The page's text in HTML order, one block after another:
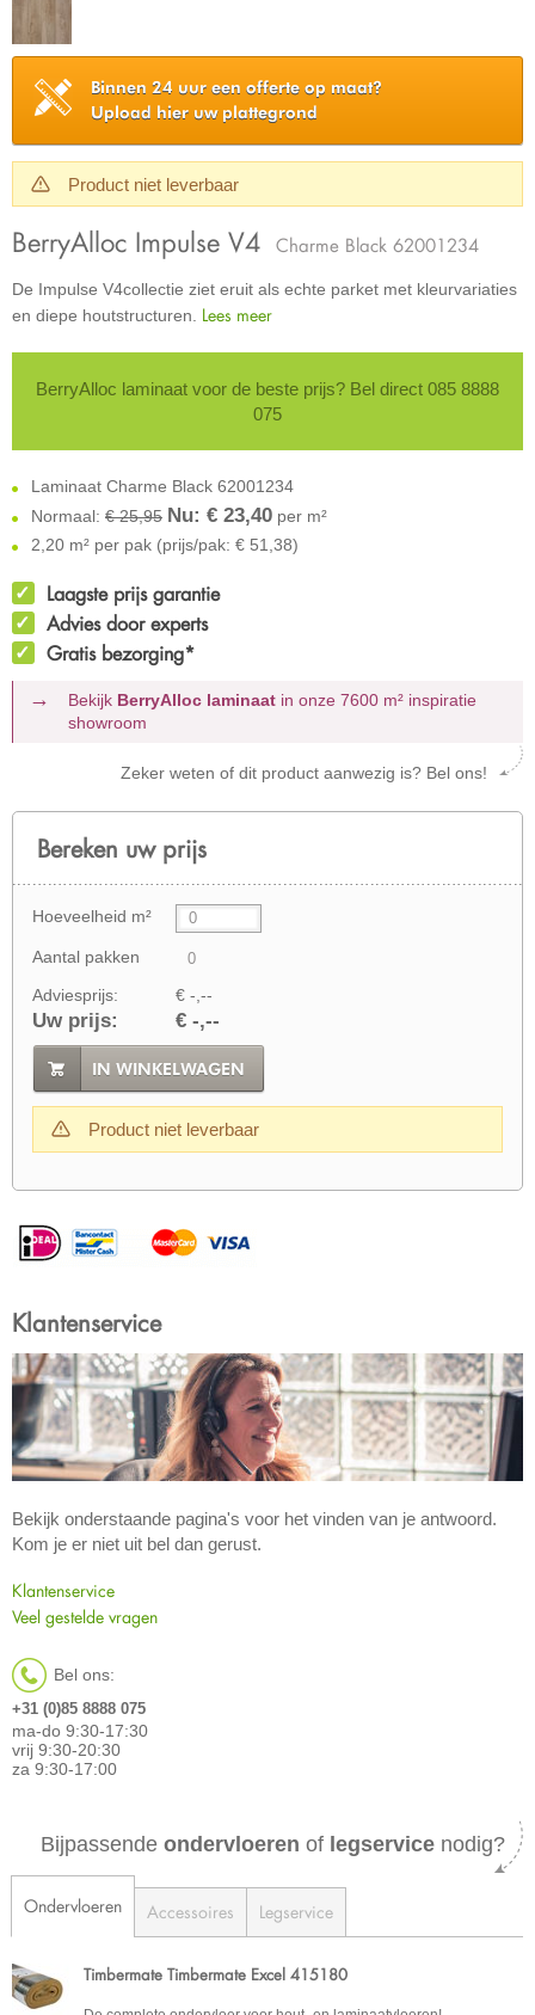
Binnen 24 uur een offerte op maat?
Upload hier uw plattegrond
Product niet leverbaar
BerryAlloc Impulse V4 Charme Black 62001234
De Impulse V4collectie ziet eruit als echte parket met kleurvariaties
en diepe houtstructuren. Lees meer
BerryAlloc laminaat voor de beste prijs? Bel direct 085 8888
075
Laminaat Charme Black 62001234
Normaal: € 25,95 Nu: € 23,40 per m²
2,20 m² per pak (prijs/pak: € 51,38)
Laagste prijs garantie
Advies door experts
Gratis bezorging*
Bekijk BerryAlloc laminaatin onze 7600 m² inspiratie
showroom
Zeker weten of dit product aanwezig is? Bel ons!
Bereken uw prijs
Hoeveelheid m²
Aantal pakken
Adviesprijs: € -,--
Uw prijs: € -,--
IN WINKELWAGEN
Product niet leverbaar
Klantenservice
Bekijk onderstaande pagina's voor het vinden van je antwoord.
Kom je er niet uit bel dan gerust.
Klantenservice
Veel gestelde vragen
Bel ons:
+31 (0)85 8888 075
ma-do 9:30-17:30
vrij 9:30-20:30
za 9:30-17:00
Bijpassende ondervloeren of legservice nodig?
Ondervloeren Accessoires Legservice
Timbermate Timbermate Excel 415180